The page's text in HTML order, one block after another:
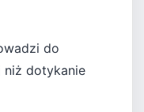
do
niż dotykanie